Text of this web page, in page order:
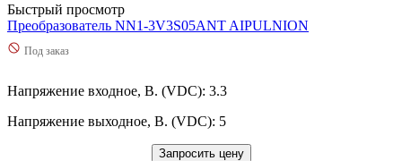
Быстрый просмотр
Преобразователь NN1-3V3S05ANT AIPULNION
Под заказ
Напряжение входное, В. (VDC): 3.3
Напряжение выходное, В. (VDC): 5
Запросить цену